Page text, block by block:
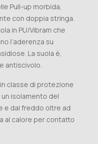
Pull-up morbida,
con doppia stringa.
in PU/Vibram che
l’aderenza su
La suola è,
antiscivolo.
classe di protezione
un isolamento del
e dal freddo oltre ad
al calore per contatto